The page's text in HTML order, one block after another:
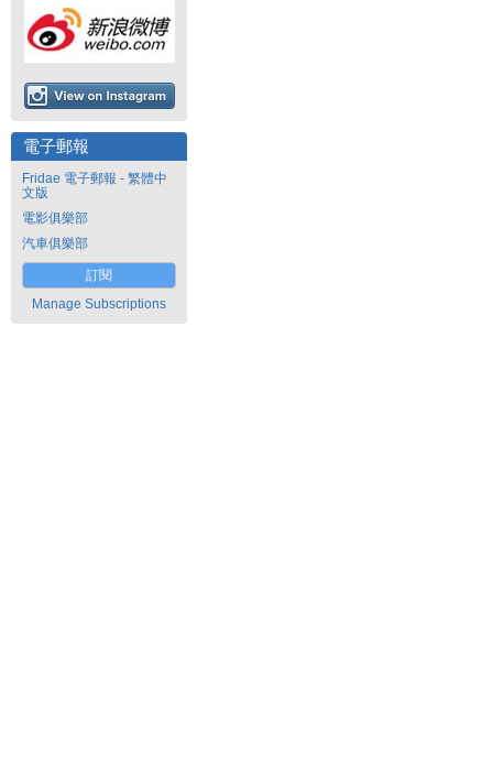
電子郵報
Fridae 電子郵報 - 繁體中
文版
電影俱樂部
汽車俱樂部
訂閱
Manage Subscriptions